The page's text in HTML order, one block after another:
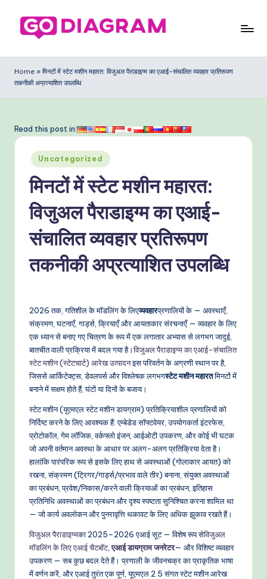
o
D
g
ra
m
In
di
-
o
e
A
W
o
k
o
w
Home » मिनटों में स्टेट मशीन महारत: विजुअल पैराडाइग्म का एआई-संचालित व्यवहार प्रतिरूपण
तकनीकी अप्रत्याशित उपलब्धि
Read this post in:
Posted
in
Uncategorized
मिनटों में स्टेट मशीन महारत:
विजुअल पैराडाइग्म का एआई-
संचालित व्यवहार प्रतिरूपण
तकनीकी अप्रत्याशित उपलब्धि
2026 तक, गतिशील के मॉडलिंग के लिएव्यवहारप्रणालियों के — अवस्थाएँ,
संक्रमण, घटनाएँ, गार्ड्स, क्रियाएँ और आयताकार संरचनाएँ — व्यवहार के लिए
एक ध्यान से बनाए गए चित्रण के रूप में एक लगातार अभ्यास से लगभग जादुई,
बातचीत वाली प्रक्रिया में बदल गया है।विजुअल पैराडाइग्म का एआई-संचालित
स्टेट मशीन (स्टेटचार्ट) आरेख उत्पादनइस परिवर्तन के अग्रणी स्थान पर है,
जिससे आर्किटेक्ट्स, डेवलपर्स और विश्लेषक लगभगस्टेट मशीन महारतमिनटों में
बनाने में सक्षम होते हैं, घंटों या दिनों के बजाय।
स्टेट मशीन (यूएमएल स्टेट मशीन डायग्राम) प्रतिक्रियाशील प्रणालियों को
निर्दिष्ट करने के लिए आवश्यक हैं: एम्बेडेड सॉफ्टवेयर, उपयोगकर्ता इंटरफेस,
प्रोटोकॉल, गेम लॉजिक, वर्कफ्लो इंजन, आईओटी उपकरण, और कोई भी घटक
जो अपनी वर्तमान अवस्था के आधार पर अलग-अलग प्रतिक्रिया देता है।
हालांकि पारंपरिक रूप से इसके लिए हाथ से अवस्थाओं (गोलाकार आयत) को
रखना, संक्रमण (ट्रिगर/गार्ड्स/प्रभाव वाले तीर) बनाना, संयुक्त अवस्थाओं
का प्रबंधन, प्रवेश/निकास/करने वाली क्रियाओं का प्रबंधन, इतिहास
प्रतिनिधि अवस्थाओं का प्रबंधन और दृश्य स्पष्टता सुनिश्चित करना शामिल था
— जो कार्य अवलोकन और पुनरावृत्ति थकावट के लिए अधिक झुकाव रखते हैं।
विजुअल पैराडाइग्मका 2025–2026 एआई सूट — विशेष रूप सेविजुअल
मॉडलिंग के लिए एआई चैटबॉट,एआई डायग्राम जनरेटर— और विशिष्ट व्यवहार
उपकरण — सब कुछ बदल देते हैं। प्रणाली के जीवनचक्र का प्राकृतिक भाषा
में वर्णन करें, और एआई तुरंत एक पूर्ण, यूएमएल 2.5 संगत स्टेट मशीन आरेख